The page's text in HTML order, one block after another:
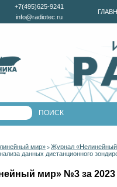
+7(495)625-9241
info@radiotec.ru
мир» > Журнал
данных дистанционного
мир» №3 за 2023